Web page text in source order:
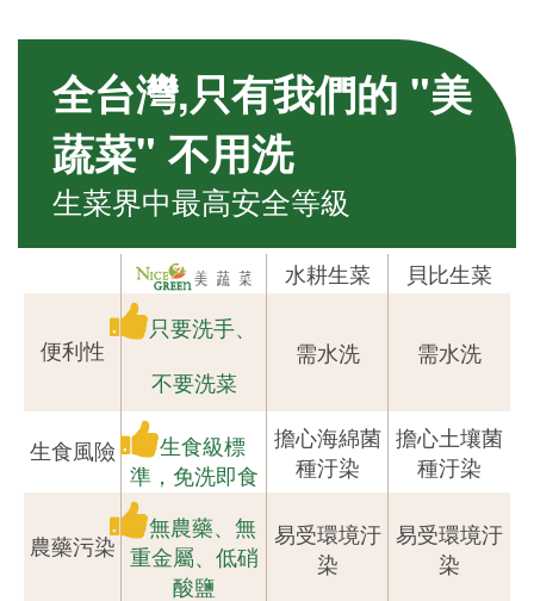
全台灣,只有我們的 "美
蔬菜" 不用洗
生菜界中最高安全等級
水耕生菜 貝比生菜
便利性
只要洗手、
不要洗菜
需水洗 需水洗
生食風險
生食級標
準，免洗即食
擔心海綿菌
種汙染
擔心土壤菌
種汙染
農藥污染
無農藥、無
重金屬、低硝
酸鹽
易受環境汙
染
易受環境汙
染